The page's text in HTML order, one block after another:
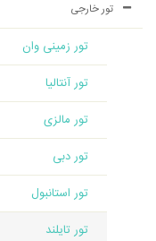
تور خارجی
تور زمینی وان
تور آنتالیا
تور مالزی
تور دبی
تور استانبول
تور تایلند